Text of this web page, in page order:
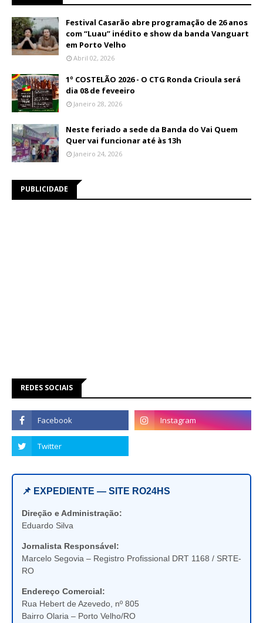
Festival Casarão abre programação de 26 anos
com “Luau” inédito e show da banda Vanguart
em Porto Velho
Abril 02, 2026
1º COSTELÃO 2026 - O CTG Ronda Crioula será
dia 08 de feveeiro
Janeiro 28, 2026
Neste feriado a sede da Banda do Vai Quem
Quer vai funcionar até às 13h
Janeiro 24, 2026
PUBLICIDADE
REDES SOCIAIS
📌 EXPEDIENTE — SITE RO24HS
Direção e Administração:
Eduardo Silva
Jornalista Responsável:
Marcelo Segovia – Registro Profissional DRT 1168 / SRTE-
RO
Endereço Comercial:
Rua Hebert de Azevedo, nº 805
Bairro Olaria – Porto Velho/RO